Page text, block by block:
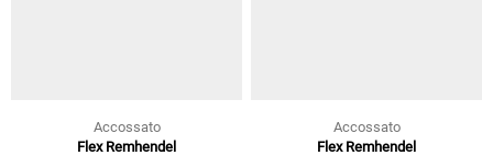
Accossato
Flex Remhendel
Accossato
Flex Remhendel